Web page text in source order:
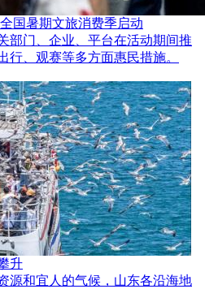
国暑期文旅消费季启动
部门、企业、平台在活动期间推
行、观赛等多方面惠民措施。
升
源和宜人的气候，山东各沿海地